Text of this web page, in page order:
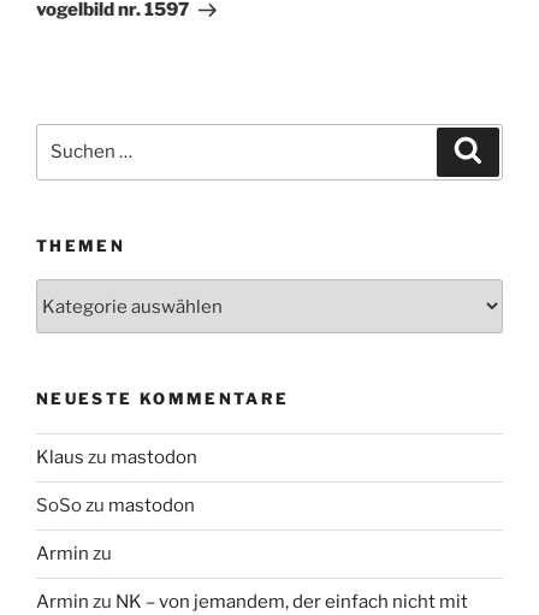
vogelbild nr. 1597
Suchen
THEMEN
NEUESTE KOMMENTARE
Klaus zu mastodon
SoSozu mastodon
Armin zu
Armin zu NK – von jemandem, der einfach nicht mit